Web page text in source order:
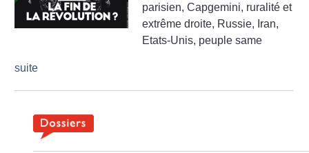
parisien, Capgemini, ruralité et
extrême droite, Russie, Iran,
Etats-Unis, peuple same
suite